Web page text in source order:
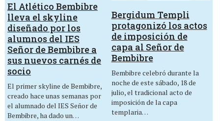
El Atlético Bembibre
lleva el skyline
diseñado por los
alumnos del IES
Señor de Bembibre a
sus nuevos carnés de
socio
El primer skyline de Bembibre,
creado hace unas semanas por
el alumnado del IES Señor de
Bembibre, ha dado un…
Bergidum Templi
protagonizó los actos
de imposición de
capa al Señor de
Bembibre
Bembibre celebró durante la
noche de este sábado, 18 de
julio, el tradicional acto de
imposición de la capa
templaria…